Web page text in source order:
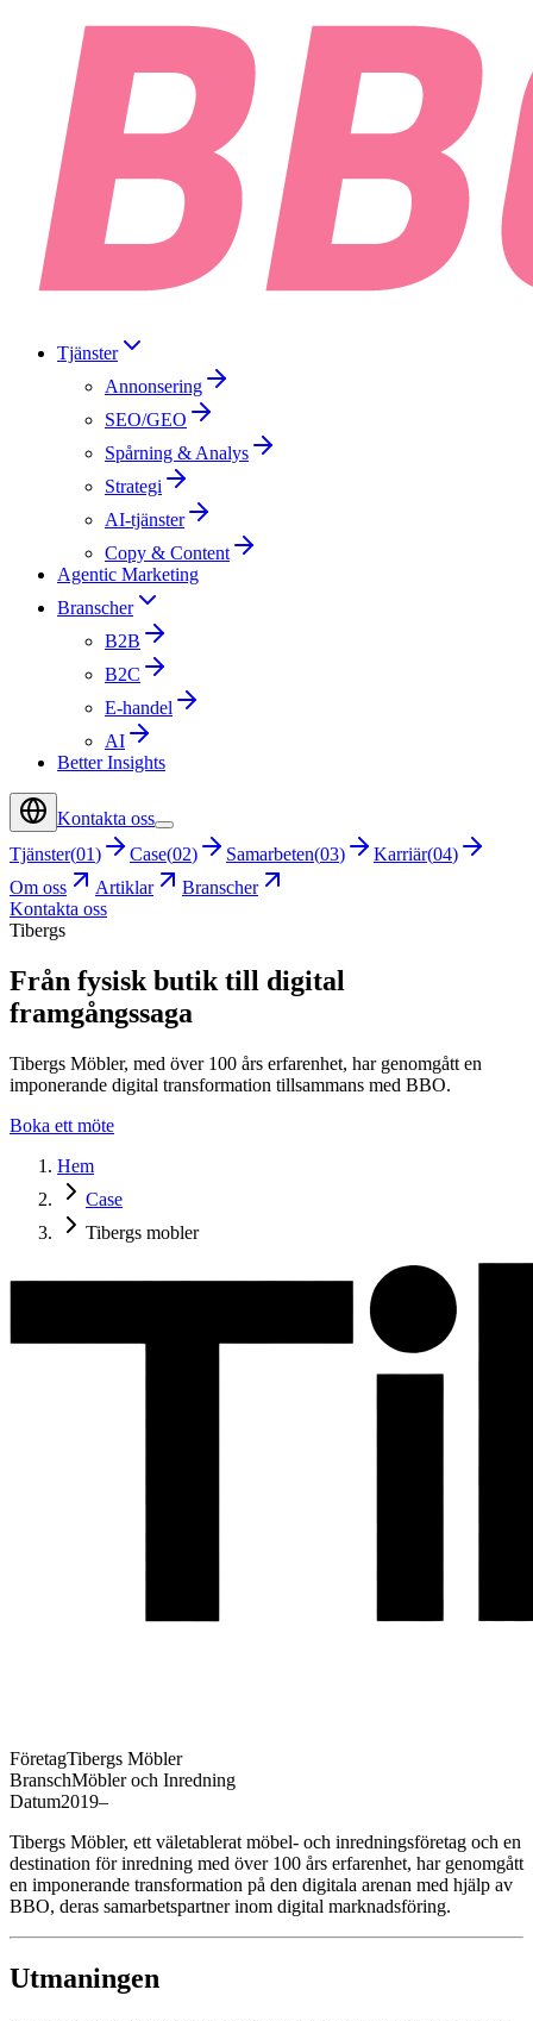
Tjänster
Annonsering
SEO/GEO
Spårning & Analys
Strategi
AI-tjänster
Copy & Content
Agentic Marketing
Branscher
B2B
B2C
E-handel
AI
Better Insights
Kontakta oss
Tjänster(01) Case(02) Samarbeten(03) Karriär(04)
Om oss
Artiklar
Branscher
Kontakta oss
Tibergs
Från fysisk butik till digital
framgångssaga
Tibergs Möbler, med över 100 års erfarenhet, har genomgått en
imponerande digital transformation tillsammans med BBO.
Boka ett möte
Hem
Case
Tibergs mobler
FöretagTibergs Möbler
BranschMöbler och Inredning
Datum2019–
Tibergs Möbler, ett väletablerat möbel- och inredningsföretag och en
destination för inredning med över 100 års erfarenhet, har genomgått
en imponerande transformation på den digitala arenan med hjälp av
BBO, deras samarbetspartner inom digital marknadsföring.
Utmaningen